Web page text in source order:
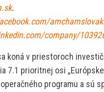
.
company/
koná v priestoroch
7.1 prioritnej osi
programu a sú